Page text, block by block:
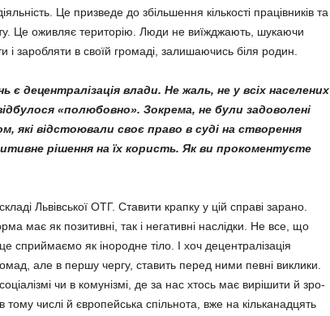
Це призведе до збільшення кількості пра­цівників та
Це оживляє територію. Люди не виїжджають, шукаючи
заробляти в своїй громаді, залиша­ючись біля родин.
є децентралізація влади. Не жаль, не у всіх населених
«полюбовно». Зокрема, не були задоволені
які відстоювали своє право в суді на створення
рішення на їх ко­ристь. Як ви прокоментуєте
Львівської ОТГ. Ставити крапку у цій справі зарано.
має як позитивні, так і негативні наслідки. Не все, що
сприймаємо як інородне тіло. І хоч децентралізація
але в першу чергу, ставить перед ними певні виклики.
чи в комунізмі, де за нас хтось має вирішити й зро­
тому числі й європей­ська спільнота, вже на кільканадцять